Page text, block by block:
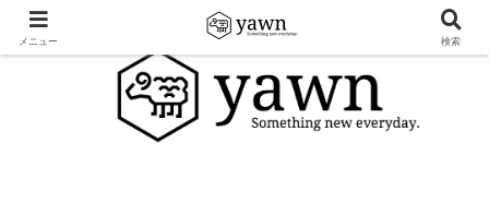
メニュー 検索